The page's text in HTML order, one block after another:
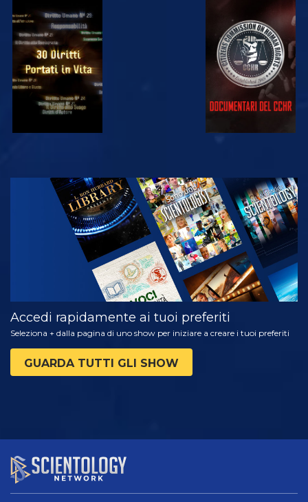
GUARDA GUARDA
GUARDA
ESPLORA LE
SERIE
Accedi rapidamente ai tuoi preferiti
Seleziona + dalla pagina di uno show per iniziare a creare i tuoi preferiti
GUARDA TUTTI GLI SHOW